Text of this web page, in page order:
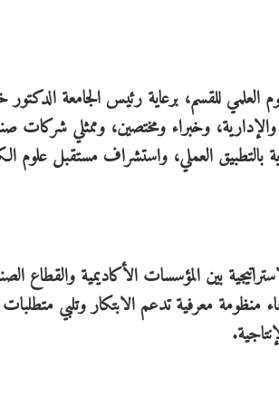
العلمي للقسم، برعاية رئيس الجامعة الدكتور
وخبراء ومختصين، وممثلي شركات
بالتطبيق العملي، واستشراف مستقبل علوم
بين المؤسسات الأكاديمية والقطاع
منظومة معرفية تدعم الابتكار وتلبي متطلبات